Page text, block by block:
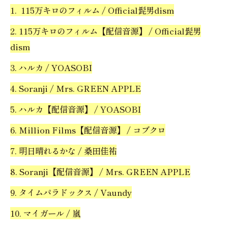
1. 115万キロのフィルム / Official髭男dism
2. 115万キロのフィルム【配信音源】 / Official髭男
dism
3. ハルカ / YOASOBI
4. Soranji / Mrs. GREEN APPLE
5. ハルカ【配信音源】 / YOASOBI
6. Million Films【配信音源】 / コブクロ
7. 明日晴れるかな / 桑田佳祐
8. Soranji【配信音源】 / Mrs. GREEN APPLE
9. タイムパラドックス / Vaundy
10. マイガール / 嵐